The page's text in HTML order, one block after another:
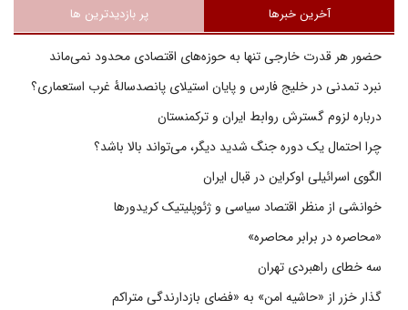
آخرین خبرها پر بازدیدترین ها
حضور هر قدرت خارجی تنها به حوزه‌های اقتصادی محدود نمی‌ماند
نبرد تمدنی در خلیج فارس و پایان استیلای پانصدسالۀ غرب استعماری؟
درباره لزوم گسترش روابط ایران و ترکمنستان
چرا احتمال یک دوره جنگ شدید دیگر، می‌تواند بالا باشد؟
الگوی اسرائیلی اوکراین در قبال ایران
خوانشی از منظر اقتصاد سیاسی و ژئوپلیتیک کریدورها
«محاصره در برابر محاصره»
سه خطای راهبردی تهران
گذار خزر از «حاشیه امن» به «فضای بازدارندگی متراکم